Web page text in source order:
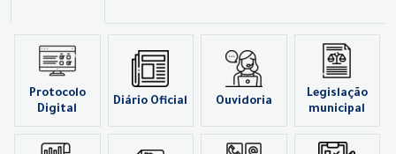
Protocolo
Digital
Diário Oficial Ouvidoria
Legislação
municipal